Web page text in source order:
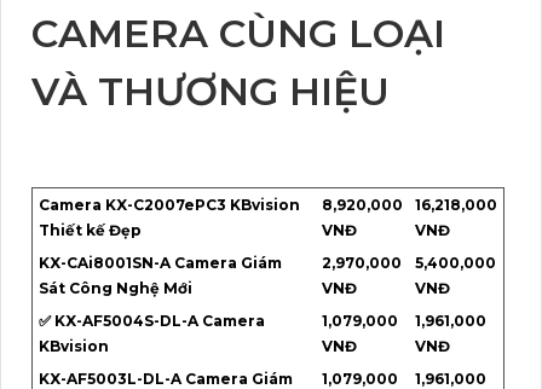
CAMERA CÙNG LOẠI
VÀ THƯƠNG HIỆU
Camera KX-C2007ePC3 KBvision
Thiết kế Đẹp
8,920,000
VNĐ
16,218,000
VNĐ
KX-CAi8001SN-A Camera Giám
Sát Công Nghệ Mới
2,970,000
VNĐ
5,400,000
VNĐ
✅ KX-AF5004S-DL-A Camera
KBvision
1,079,000
VNĐ
1,961,000
VNĐ
KX-AF5003L-DL-A Camera Giám
1,079,000
1,961,000